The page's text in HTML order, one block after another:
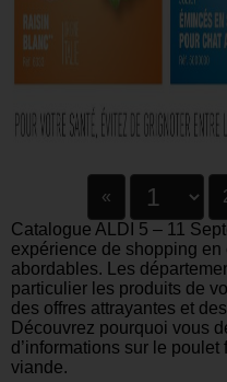
«
Catalogue ALDI 5 – 11
expérience de shopping
abordables. Les
particulier les produits de
des offres attrayantes et
Découvrez pourquoi vous
d’informations sur le poulet
viande.